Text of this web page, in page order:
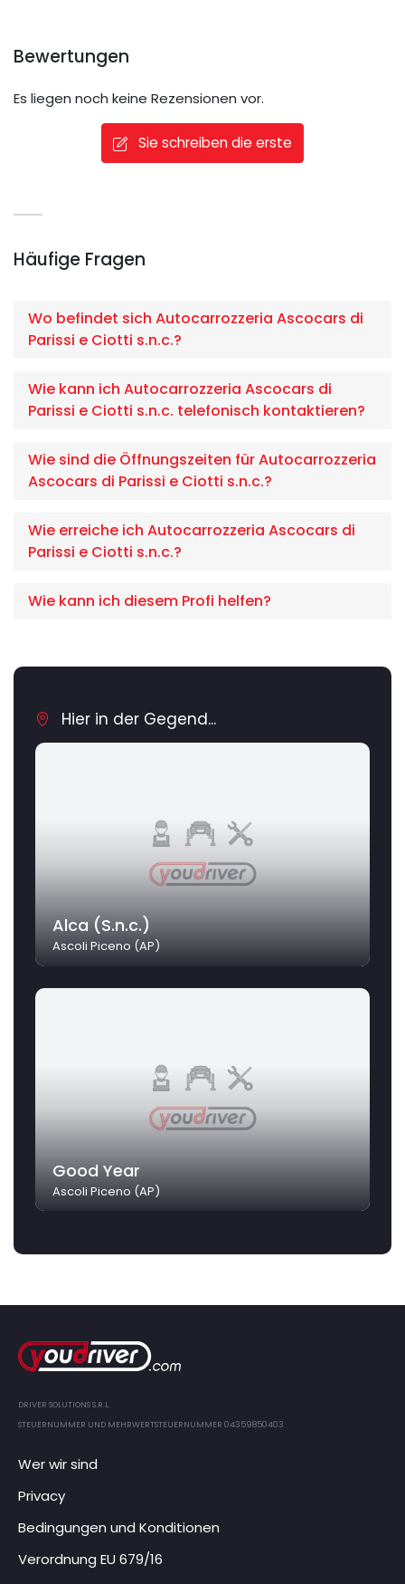
Bewertungen
Es liegen noch keine Rezensionen vor.
Sie schreiben die erste
Häufige Fragen
Wo befindet sich Autocarrozzeria Ascocars di
Parissi e Ciotti s.n.c.?
Wie kann ich Autocarrozzeria Ascocars di
Parissi e Ciotti s.n.c. telefonisch kontaktieren?
Wie sind die Öffnungszeiten für Autocarrozzeria
Ascocars di Parissi e Ciotti s.n.c.?
Wie erreiche ich Autocarrozzeria Ascocars di
Parissi e Ciotti s.n.c.?
Wie kann ich diesem Profi helfen?
Hier in der Gegend...
Alca (S.n.c.)
Ascoli Piceno (AP)
Good Year
Ascoli Piceno (AP)
DRIVER SOLUTIONS S.R.L.
STEUERNUMMER UND MEHRWERTSTEUERNUMMER 04359850403
Wer wir sind
Privacy
Bedingungen und Konditionen
Verordnung EU 679/16